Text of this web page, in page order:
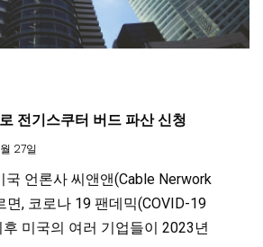
전기스쿠터 버드 파산 신청
27일
언론사 씨앤앤(Cable Nerwork
면, 코로나 19 팬데믹(COVID-19
미국의 여러 기업들이 2023년